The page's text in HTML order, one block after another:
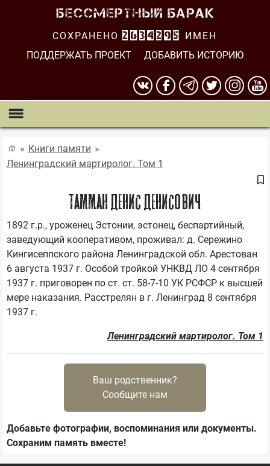
СОХРАНЕНО 2634295
ИМЕН
ПОДДЕРЖАТЬ ПРОЕКТ
ДОБАВИТЬ ИСТОРИЮ
Книги памяти
Ленинградский мартиролог. Том 1
Тамман Денис Денисович
1892 г.р., уроженец Эстонии, эстонец, беспартийный,
заведующий кооперативом, проживал: д. Сережино
Кингисеппского района Ленинградской обл. Арестован
6 августа 1937 г. Особой тройкой УНКВД ЛО 4 сентября
1937 г. приговорен по ст. ст. 58-7-10 УК РСФСР к высшей
мере наказания. Расстрелян в г. Ленинград 8 сентября
1937 г.
Ленинградский мартиролог. Том 1
Ваш родственник?
Сообщите нам
Добавьте фотографии, воспоминания или документы.
Сохраним память вместе!